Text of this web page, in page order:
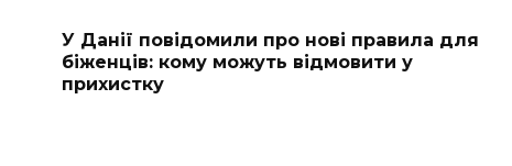
У Данії повідомили про нові правила для
біженців: кому можуть відмовити у
прихистку